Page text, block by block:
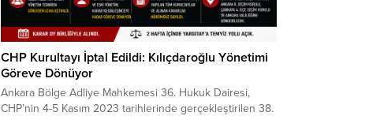
CHP Kurultayı İptal Edildi: Kılıçdaroğlu Yönetimi
Göreve Dönüyor
Ankara Bölge Adliye Mahkemesi 36. Hukuk Dairesi,
CHP’nin 4-5 Kasım 2023 tarihlerinde gerçekleştirilen 38.